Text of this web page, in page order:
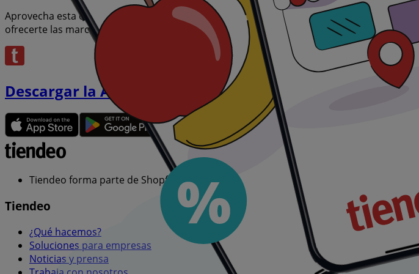
Aprovecha esta oportunidad única de adquirir IBUPROFENO a precios insuperables.
ofrecerte las marcas más destacadas del mercado. ¡No pierdas la oportunidad de
Descargar la APP
Tiendeo forma parte de Shopfully, la empresa tecnológica que está reinventando
Tiendeo
¿Qué hacemos?
Soluciones para empresas
Noticias y prensa